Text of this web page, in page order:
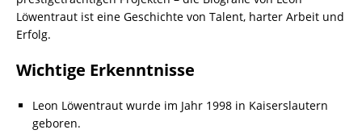
Löwentraut ist eine Geschichte von Talent, harter Arbeit und
Erfolg.
Wichtige Erkenntnisse
Leon Löwentraut wurde im Jahr 1998 in Kaiserslautern
geboren.